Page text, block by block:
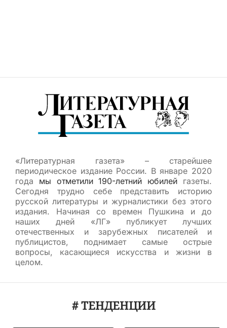
«Литературная газета» – старейшее
периодическое издание России. В январе 2020
года мы отметили 190-летний юбилей газеты.
Сегодня трудно себе представить историю
русской литературы и журналистики без этого
издания. Начиная со времен Пушкина и до
наших дней «ЛГ» публикует лучших
отечественных и зарубежных писателей и
публицистов, поднимает самые острые
вопросы, касающиеся искусства и жизни в
целом.
# ТЕНДЕНЦИИ